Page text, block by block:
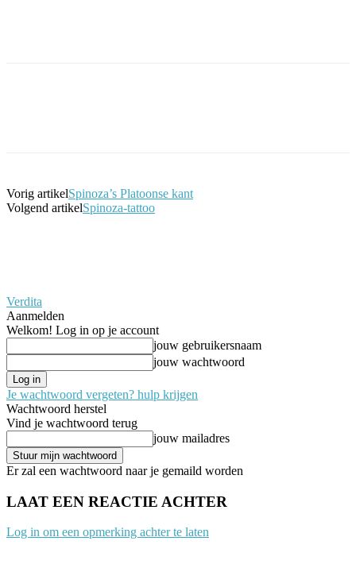
Vorig artikelSpinoza’s Platoonse kant
Volgend artikelSpinoza-tattoo
Verdita
Aanmelden
Welkom! Log in op je account
jouw gebruikersnaam
jouw wachtwoord
Je wachtwoord vergeten? hulp krijgen
Wachtwoord herstel
Vind je wachtwoord terug
jouw mailadres
Er zal een wachtwoord naar je gemaild worden
LAAT EEN REACTIE ACHTER
Log in om een opmerking achter te laten